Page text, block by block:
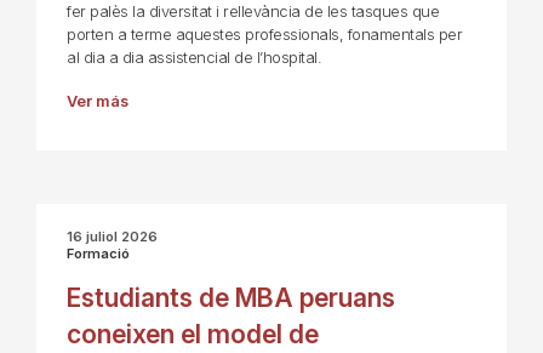
fer palès la diversitat i rellevància de les tasques que
porten a terme aquestes professionals, fonamentals per
al dia a dia assistencial de l’hospital.
Ver más
16 juliol 2026
Formació
Estudiants de MBA peruans
coneixen el model de